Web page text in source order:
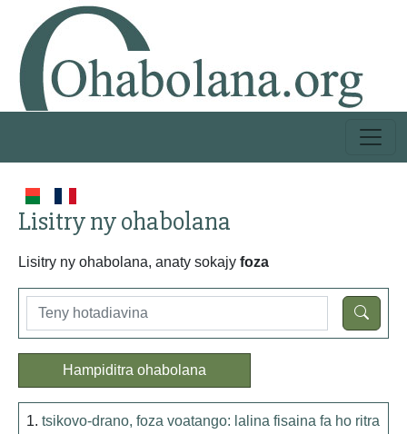
Lisitry ny ohabolana
Lisitry ny ohabolana, anaty sokajy foza
Hampiditra ohabolana
1. tsikovo-drano, foza voatango: lalina fisaina fa ho ritra